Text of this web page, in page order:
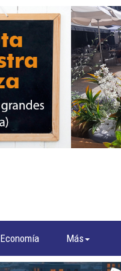
Economía Más